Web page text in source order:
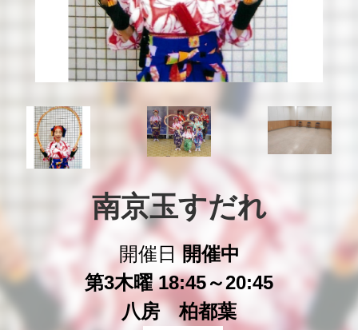
南京玉すだれ
開催日開催中
第3木曜 18:45～20:45
八房 柏都葉